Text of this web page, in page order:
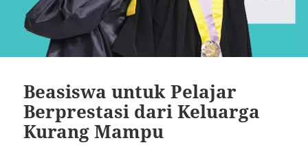
Beasiswa untuk Pelajar
Berprestasi dari Keluarga
Kurang Mampu